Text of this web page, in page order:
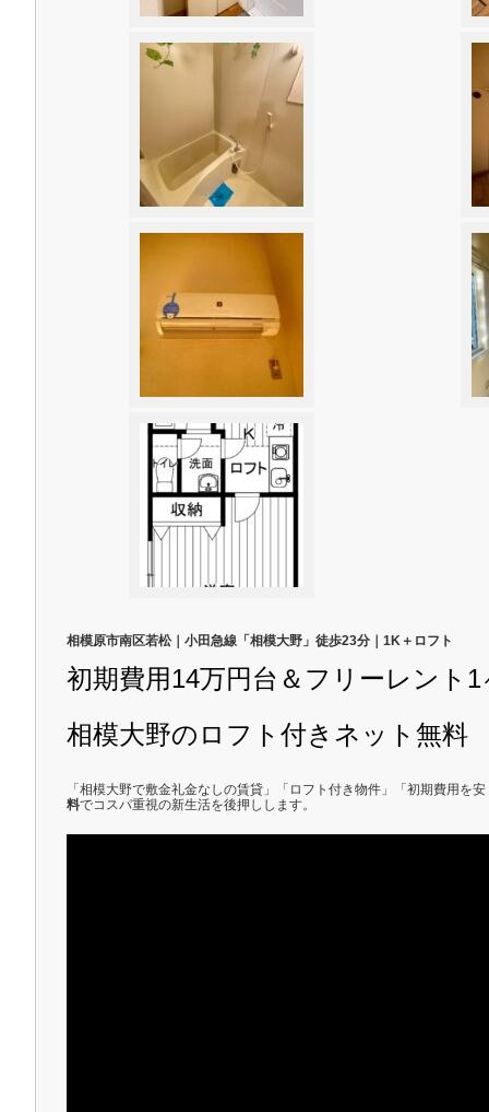
相模原市南区若松｜小田急線「相模大野」徒歩23分｜1K＋ロフト
初期費用14万円台＆フリーレント1
相模大野のロフト付きネット無料
「相模大野で敷金礼金なしの賃貸」「ロフト付き物件」「初期費用
料でコスパ重視の新生活を後押しします。